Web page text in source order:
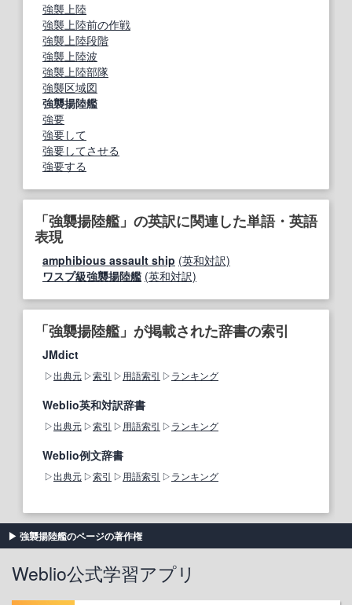
強襲上陸
強襲上陸前の作戦
強襲上陸段階
強襲上陸波
強襲上陸部隊
強襲区域図
強襲揚陸艦
強要
強要して
強要してさせる
強要する
「強襲揚陸艦」の英訳に関連した単語・英語
表現
amphibious assault ship (英和対訳)
ワスプ級強襲揚陸艦 (英和対訳)
「強襲揚陸艦」が掲載された辞書の索引
JMdict
出典元 索引 用語索引 ランキング
Weblio英和対訳辞書
出典元 索引 用語索引 ランキング
Weblio例文辞書
出典元 索引 用語索引 ランキング
強襲揚陸艦のページの著作権
Weblio公式学習アプリ